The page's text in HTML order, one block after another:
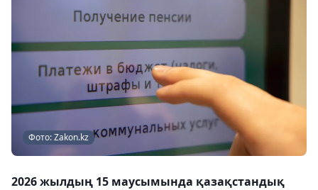
Фото: Zakon.kz
2026 жылдың 15 маусымында қазақстандық